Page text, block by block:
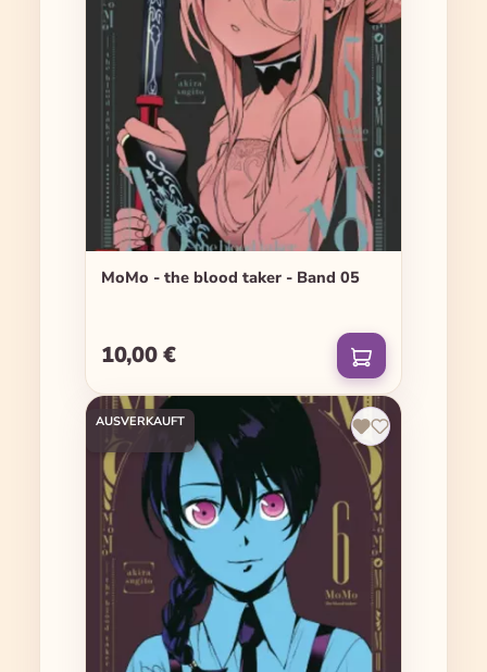
MoMo - the blood taker - Band 05
Regulärer Preis:
10,00 €
AUSVERKAUFT